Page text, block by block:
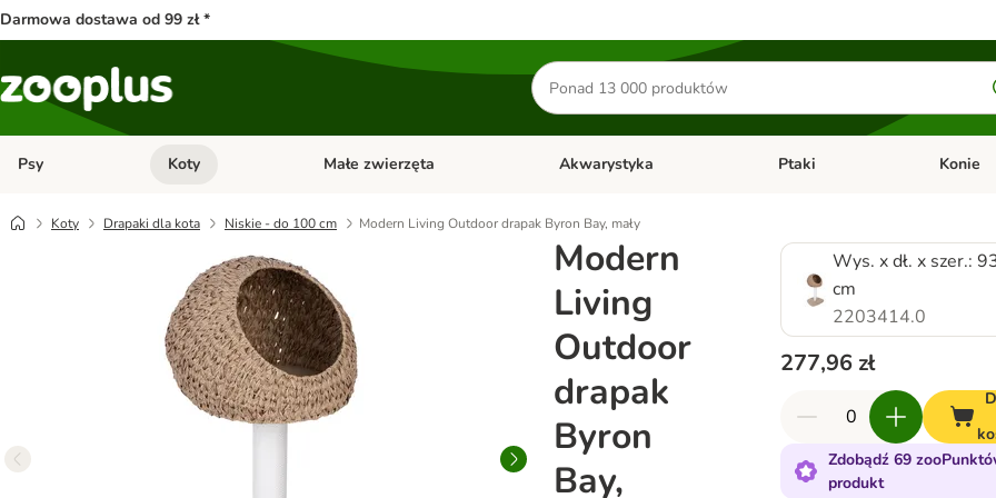
Darmowa dostawa od 99 zł *
Szukaj
produktów
Psy Otwórz menu kategorii: Psy
Koty Otwórz menu kategorii: Koty
Małe zwierzęta Otwórz menu kategorii: Małe zwierzęta
Akwarystyka Otwórz menu kategorii:
Ptaki Otwórz
Konie
Koty Drapaki dla kota Niskie - do 100 cm Modern Living Outdoor drapak Byron Bay, mały
Modern
Living
Outdoor
drapak
Byron
Bay,
Wys. x dł. x szer.:
cm
2203414.0
277,96 zł
Zdobądź 69
produkt